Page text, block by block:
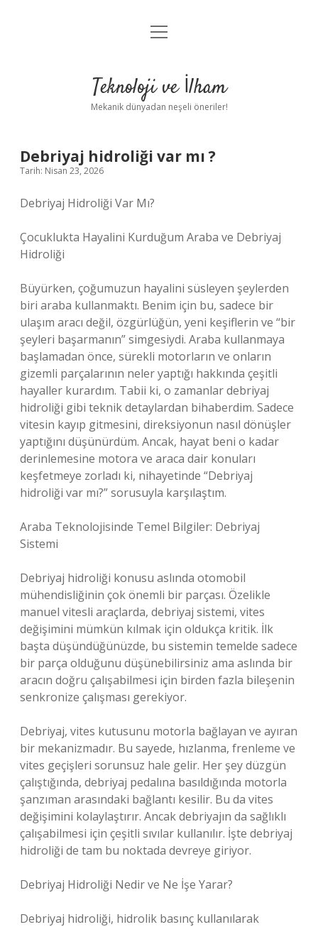
Anasayfa
Yasal Uyarı
menüyü
Teknoloji ve İlham
Mekanik dünyadan neşeli öneriler!
Debriyaj hidroliği var mı ?
Tarih: Nisan 23, 2026
Debriyaj Hidroliği Var Mı?
Çocuklukta Hayalini Kurduğum Araba ve Debriyaj
Hidroliği
Büyürken, çoğumuzun hayalini süsleyen şeylerden
biri araba kullanmaktı. Benim için bu, sadece bir
ulaşım aracı değil, özgürlüğün, yeni keşiflerin ve “bir
şeyleri başarmanın” simgesiydi. Araba kullanmaya
başlamadan önce, sürekli motorların ve onların
gizemli parçalarının neler yaptığı hakkında çeşitli
hayaller kurardım. Tabii ki, o zamanlar debriyaj
hidroliği gibi teknik detaylardan bihaberdim. Sadece
vitesin kayıp gitmesini, direksiyonun nasıl dönüşler
yaptığını düşünürdüm. Ancak, hayat beni o kadar
derinlemesine motora ve araca dair konuları
keşfetmeye zorladı ki, nihayetinde “Debriyaj
hidroliği var mı?” sorusuyla karşılaştım.
Araba Teknolojisinde Temel Bilgiler: Debriyaj
Sistemi
Debriyaj hidroliği konusu aslında otomobil
mühendisliğinin çok önemli bir parçası. Özelikle
manuel vitesli araçlarda, debriyaj sistemi, vites
değişimini mümkün kılmak için oldukça kritik. İlk
başta düşündüğünüzde, bu sistemin temelde sadece
bir parça olduğunu düşünebilirsiniz ama aslında bir
aracın doğru çalışabilmesi için birden fazla bileşenin
senkronize çalışması gerekiyor.
Debriyaj, vites kutusunu motorla bağlayan ve ayıran
bir mekanizmadır. Bu sayede, hızlanma, frenleme ve
vites geçişleri sorunsuz hale gelir. Her şey düzgün
çalıştığında, debriyaj pedalına basıldığında motorla
şanzıman arasındaki bağlantı kesilir. Bu da vites
değişimini kolaylaştırır. Ancak debriyajın da sağlıklı
çalışabilmesi için çeşitli sıvılar kullanılır. İşte debriyaj
hidroliği de tam bu noktada devreye giriyor.
Debriyaj Hidroliği Nedir ve Ne İşe Yarar?
Debriyaj hidroliği, hidrolik basınç kullanılarak